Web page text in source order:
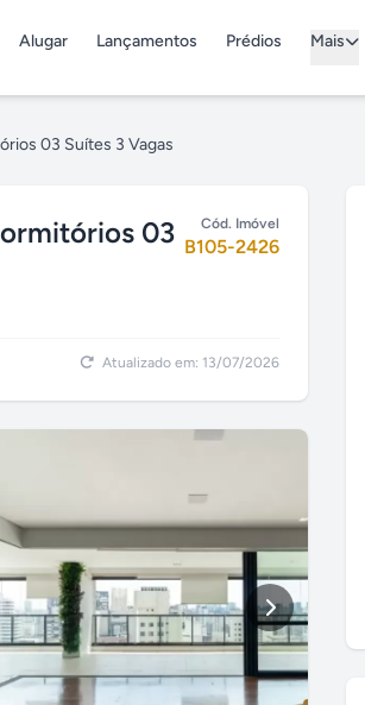
Alugar Lançamentos Prédios Mais
03 Suítes 3 Vagas
03
Cód. Imóvel
B105-2426
Atualizado em: 13/07/2026